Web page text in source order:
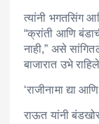
त्यांनी भगतसिंग
“क्रांती आणि
नाही,” असे
बाजारात उभे
‘राजीनामा द्या
राऊत यांनी